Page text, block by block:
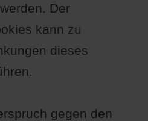
Der
kann zu
dieses
gegen den